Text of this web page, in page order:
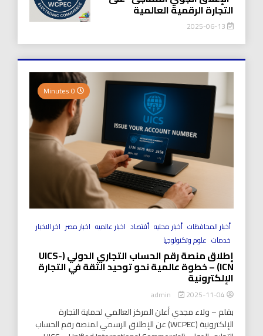
التجارة الرقمية العالمية
2025-06-13
أخبار المحافظات أخبار محليه أقتصاد اخبار عالميه اخبار مصر اخر الاخبار
خدمات علوم وتكنولوجيا
إطلاق منصة رقم الحساب التجاري الدولي (UICS-
ICN) – خطوة عالمية نحو توحيد الثقة في التجارة
الإلكترونية
2025-11-04
بقلم – ولاء مجدي أعلن المركز العالمي لحماية التجارة
الإلكترونية (WCPEC) عن الإطلاق الرسمي لمنصة رقم الحساب